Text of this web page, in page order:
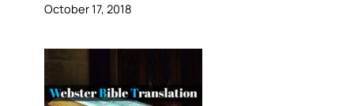
October 17, 2018